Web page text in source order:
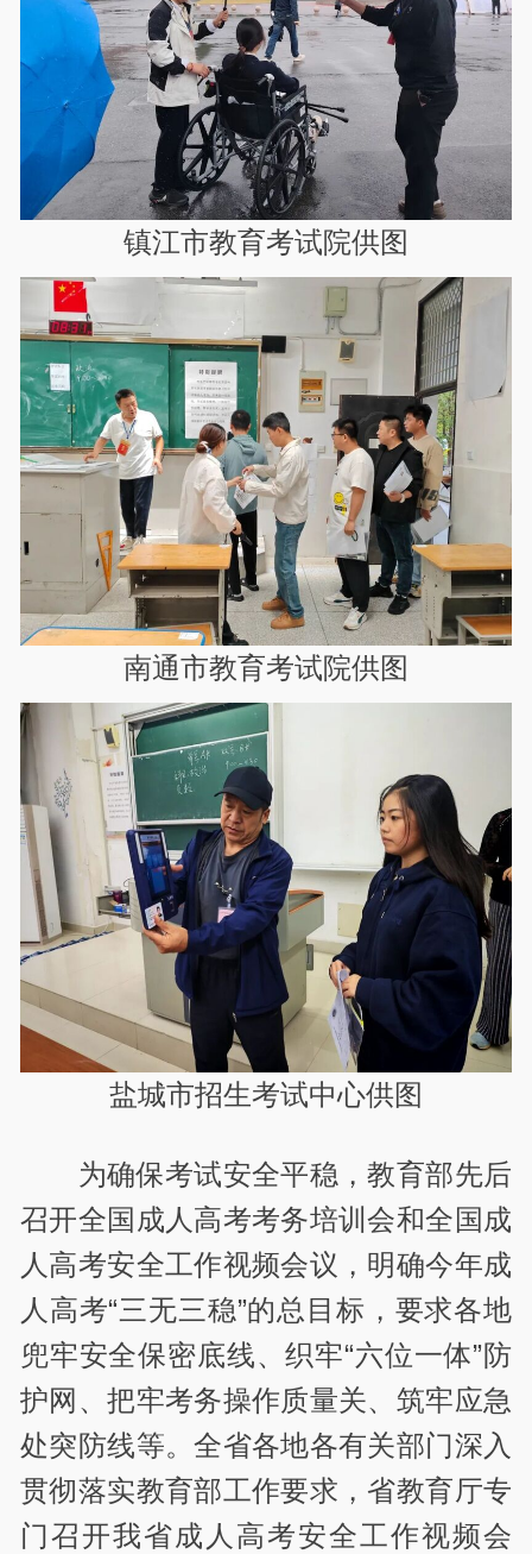
镇江市教育考试院供图
南通市教育考试院供图
盐城市招生考试中心供图
为确保考试安全平稳，教育部先后
召开全国成人高考考务培训会和全国成
人高考安全工作视频会议，明确今年成
人高考“三无三稳”的总目标，要求各地
兜牢安全保密底线、织牢“六位一体”防
护网、把牢考务操作质量关、筑牢应急
处突防线等。全省各地各有关部门深入
贯彻落实教育部工作要求，省教育厅专
门召开我省成人高考安全工作视频会